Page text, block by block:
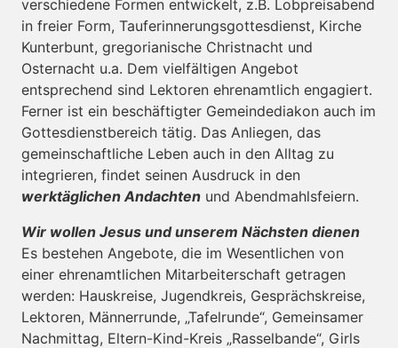
verschiedene Formen entwickelt, z.B. Lobpreisabend
in freier Form, Tauferinnerungsgottesdienst, Kirche
Kunterbunt, gregorianische Christnacht und
Osternacht u.a. Dem vielfältigen Angebot
entsprechend sind Lektoren ehrenamtlich engagiert.
Ferner ist ein beschäftigter Gemeindediakon auch im
Gottesdienstbereich tätig. Das Anliegen, das
gemeinschaftliche Leben auch in den Alltag zu
integrieren, findet seinen Ausdruck in den
werktäglichen Andachten und Abendmahlsfeiern.
Wir wollen Jesus und unserem Nächsten dienen
Es bestehen Angebote, die im Wesentlichen von
einer ehrenamtlichen Mitarbeiterschaft getragen
werden: Hauskreise, Jugendkreis, Gesprächskreise,
Lektoren, Männerrunde, „Tafelrunde“, Gemeinsamer
Nachmittag, Eltern-Kind-Kreis „Rasselbande“, Girls